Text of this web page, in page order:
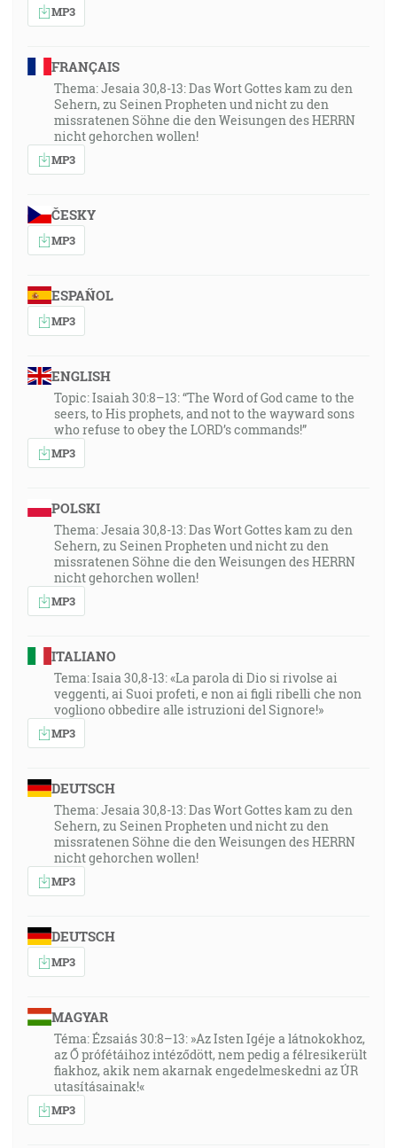
MP3
FRANÇAIS
Thema: Jesaia 30,8-13: Das Wort Gottes kam zu den
Sehern, zu Seinen Propheten und nicht zu den
missratenen Söhne die den Weisungen des HERRN
nicht gehorchen wollen!
MP3
ČESKY
MP3
ESPAÑOL
MP3
ENGLISH
Topic: Isaiah 30:8–13: “The Word of God came to the
seers, to His prophets, and not to the wayward sons
who refuse to obey the LORD’s commands!”
MP3
POLSKI
Thema: Jesaia 30,8-13: Das Wort Gottes kam zu den
Sehern, zu Seinen Propheten und nicht zu den
missratenen Söhne die den Weisungen des HERRN
nicht gehorchen wollen!
MP3
ITALIANO
Tema: Isaia 30,8-13: «La parola di Dio si rivolse ai
veggenti, ai Suoi profeti, e non ai figli ribelli che non
vogliono obbedire alle istruzioni del Signore!»
MP3
DEUTSCH
Thema: Jesaia 30,8-13: Das Wort Gottes kam zu den
Sehern, zu Seinen Propheten und nicht zu den
missratenen Söhne die den Weisungen des HERRN
nicht gehorchen wollen!
MP3
DEUTSCH
MP3
MAGYAR
Téma: Ézsaiás 30:8–13: »Az Isten Igéje a látnokokhoz,
az Ő prófétáihoz intéződött, nem pedig a félresikerült
fiakhoz, akik nem akarnak engedelmeskedni az ÚR
utasításainak!«
MP3